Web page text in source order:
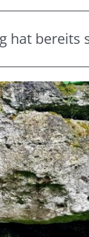
hat bereits